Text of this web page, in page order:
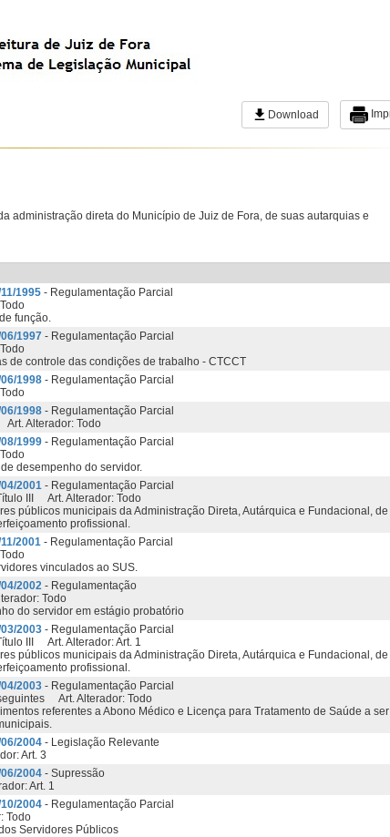
Download
administração direta do Município de Juiz de Fora, de suas autarquias e
1995- Regulamentação Parcial
função.
1997- Regulamentação Parcial
de controle das condições de trabalho - CTCCT
1998- Regulamentação Parcial
1998- Regulamentação Parcial
Alterador: Todo
1999- Regulamentação Parcial
desempenho do servidor.
2001- Regulamentação Parcial
III Art. Alterador: Todo
públicos municipais da Administração Direta, Autárquica e Fundacional, de
profissional.
2001- Regulamentação Parcial
vinculados ao SUS.
2002- Regulamentação
Todo
do servidor em estágio probatório
2003- Regulamentação Parcial
III Art. Alterador: Art. 1
públicos municipais da Administração Direta, Autárquica e Fundacional, de
profissional.
2003- Regulamentação Parcial
Art. Alterador: Todo
referentes a Abono Médico e Licença para Tratamento de Saúde a ser
2004- Legislação Relevante
Art. 3
2004- Supressão
Art. 1
2004- Regulamentação Parcial
Todo
Servidores Públicos